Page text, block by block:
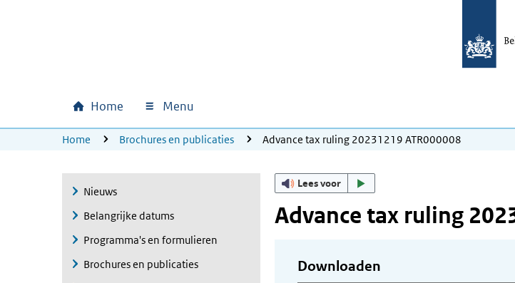
Hoofdnavigatie
Home Menu
U bevindt zich hier:
Home Brochures en publicaties Advance tax ruling 20231219 ATR000008
Nieuws
Belangrijke datums
Programma's en formulieren
Brochures en publicaties
Lees voor
Advance tax ruling
Downloaden